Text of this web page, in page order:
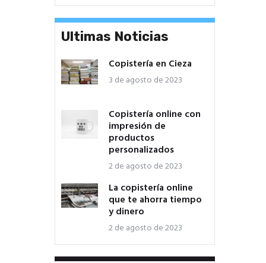
Ultimas Noticias
Copistería en Cieza
3 de agosto de 2023
Copistería online con
impresión de
productos
personalizados
2 de agosto de 2023
La copistería online
que te ahorra tiempo
y dinero
2 de agosto de 2023